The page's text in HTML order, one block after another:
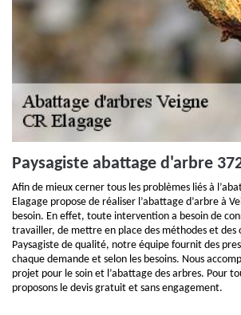
Paysagiste abattage d'arbre
Afin de mieux cerner tous les problèmes liés à
Elagage propose de réaliser l’abattage d’arbre à
besoin. En effet, toute intervention a besoin de
travailler, de mettre en place des méthodes et des
Paysagiste de qualité, notre équipe fournit des
chaque demande et selon les besoins. Nous
projet pour le soin et l’abattage des arbres. Pour
proposons le devis gratuit et sans engagement.